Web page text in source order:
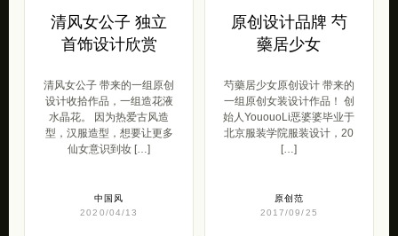
清风女公子 独立
首饰设计欣赏
清风女公子 带来的一组原创
设计收拾作品，一组造花液
水晶花。 因为热爱古风造
型，汉服造型，想要让更多
仙女意识到妆 […]
中国风
2020/04/13
原创设计品牌 芍
藥居少女
芍藥居少女原创设计 带来的
一组原创女装设计作品！ 创
始人YououoLi恶婆婆毕业于
北京服装学院服装设计，20
[…]
原创范
2017/09/25